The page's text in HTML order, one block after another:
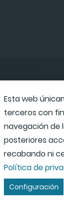
Esta web
terceros con
navegación de
posteriores
recabando ni
Política de
Configuración